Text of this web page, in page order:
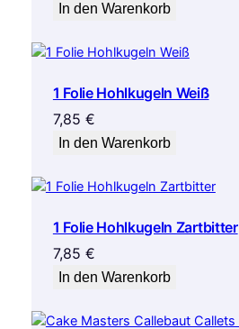
In den Warenkorb
1 Folie Hohlkugeln Weiß
7,85 €
In den Warenkorb
1 Folie Hohlkugeln Zartbitter
7,85 €
In den Warenkorb